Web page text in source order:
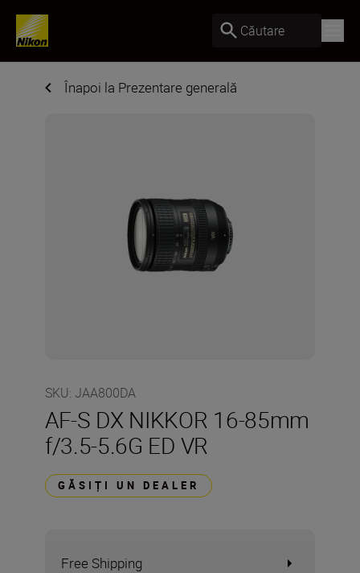
Căutare
Înapoi la Prezentare generală
SKU: JAA800DA
AF-S DX NIKKOR 16-85mm
f/3.5-5.6G ED VR
GĂSIȚI UN DEALER
Free Shipping